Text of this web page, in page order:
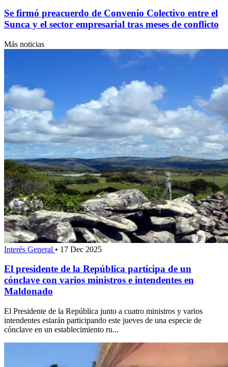
Se firmó preacuerdo de Convenio Colectivo entre el
Sunca y el sector empresarial tras meses de conflicto
Más noticias
Interés General • 17 Dec 2025
El presidente de la República participa de un
cónclave con varios ministros e intendentes en
Maldonado
El Presidente de la República junto a cuatro ministros y varios
intendentes estarán participando este jueves de una especie de
cónclave en un establecimiento ru...